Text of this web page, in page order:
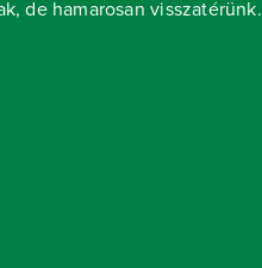
de hamarosan visszatérünk.